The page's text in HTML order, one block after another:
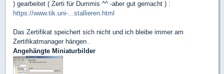
) gearbeitet ( Zerti für Dummis ^^ -aber gut gemacht ) :
https://www.tik.uni-...stallieren.html
Das Zertifikat speichert sich nicht und ich bleibe immer am
Zertifikatmanager hängen .
Angehängte Miniaturbilder